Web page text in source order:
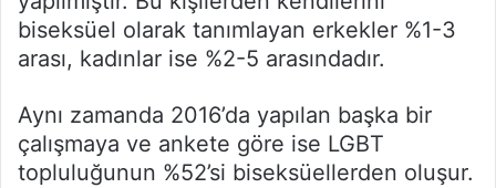
biseksüel olarak tanımlayan erkekler %1-3
arası, kadınlar ise %2-5 arasındadır.
Aynı zamanda 2016’da yapılan başka bir
çalışmaya ve ankete göre ise LGBT
topluluğunun %52’si biseksüellerden oluşur.